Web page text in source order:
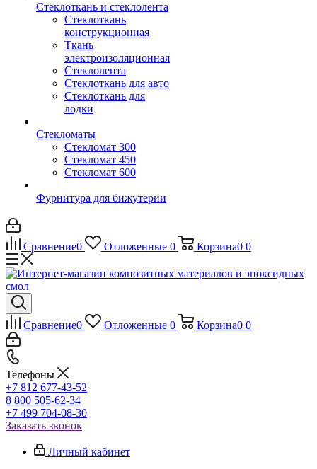
Стеклоткань и стеклолента
Стеклоткань
конструкционная
Ткань
электроизоляционная
Стеклолента
Стеклоткань для авто
Стеклоткань для
лодки
Стекломаты
Стекломат 300
Стекломат 450
Стекломат 600
Фурнитура для бижутерии
Сравнение0 Отложенные 0 Корзина0 0
Сравнение0 Отложенные 0 Корзина0 0
Телефоны
+7 812 677-43-52
8 800 505-62-34
+7 499 704-08-30
Заказать звонок
Личный кабинет